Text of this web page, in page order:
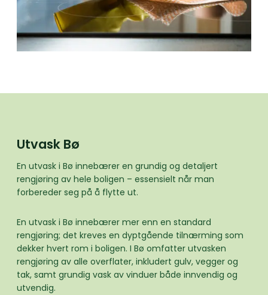
Utvask Bø
En utvask i Bø innebærer en grundig og detaljert
rengjøring av hele boligen – essensielt når man
forbereder seg på å flytte ut.
En utvask i Bø innebærer mer enn en standard
rengjøring; det kreves en dyptgående tilnærming som
dekker hvert rom i boligen. I Bø omfatter utvasken
rengjøring av alle overflater, inkludert gulv, vegger og
tak, samt grundig vask av vinduer både innvendig og
utvendig.